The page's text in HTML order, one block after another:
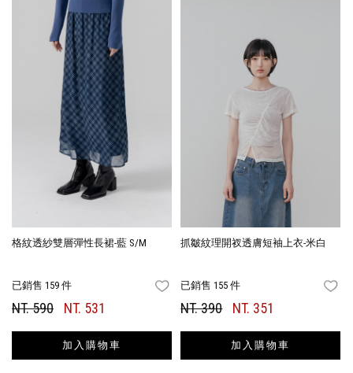
格紋透紗雙層彈性長裙-藍 S/M
已銷售 159 件 FAVORITES
NT. 590 NT. 531
加入購物車
抓皺紋理開衩透膚短袖上衣-米白
已銷售 155 件
NT. 390 NT. 351
加入購物車